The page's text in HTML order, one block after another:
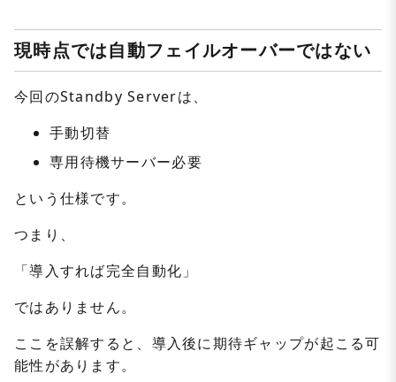
現時点では自動フェイルオーバーではない
今回のStandby Serverは、
手動切替
専用待機サーバー必要
という仕様です。
つまり、
「導入すれば完全自動化」
ではありません。
ここを誤解すると、導入後に期待ギャップが起こる可
能性があります。